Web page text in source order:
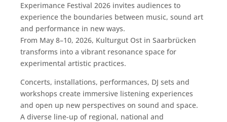
Experimance Festival 2026 invites audiences to
experience the boundaries between music, sound art
and performance in new ways.
From May 8–10, 2026, Kulturgut Ost in Saarbrücken
transforms into a vibrant resonance space for
experimental artistic practices.
Concerts, installations, performances, DJ sets and
workshops create immersive listening experiences
and open up new perspectives on sound and space.
A diverse line-up of regional, national and